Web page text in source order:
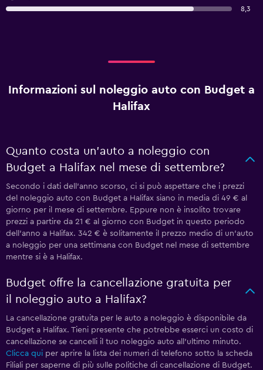
8,3
Informazioni sul noleggio auto con Budget a
Halifax
Quanto costa un'auto a noleggio con
Budget a Halifax nel mese di settembre?
Secondo i dati dell'anno scorso, ci si può aspettare che i prezzi
del noleggio auto con Budget a Halifax siano in media di 49 € al
giorno per il mese di settembre. Eppure non è insolito trovare
prezzi a partire da 21 € al giorno con Budget in questo periodo
dell'anno a Halifax. 342 € è solitamente il prezzo medio di un'auto
a noleggio per una settimana con Budget nel mese di settembre
mentre si è a Halifax.
Budget offre la cancellazione gratuita per
il noleggio auto a Halifax?
La cancellazione gratuita per le auto a noleggio è disponibile da
Budget a Halifax. Tieni presente che potrebbe esserci un costo di
cancellazione se cancelli il tuo noleggio auto all'ultimo minuto.
Clicca qui per aprire la lista dei numeri di telefono sotto la scheda
Filiali per saperne di più sulle politiche di cancellazione di Budget.